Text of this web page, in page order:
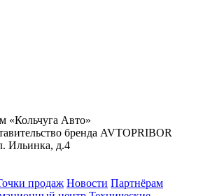
Авто»
бренда AVTOPRIBOR
Ильинка, д.4
продаж Новости Партнёрам